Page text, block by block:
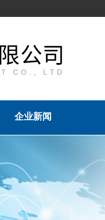
企业新闻